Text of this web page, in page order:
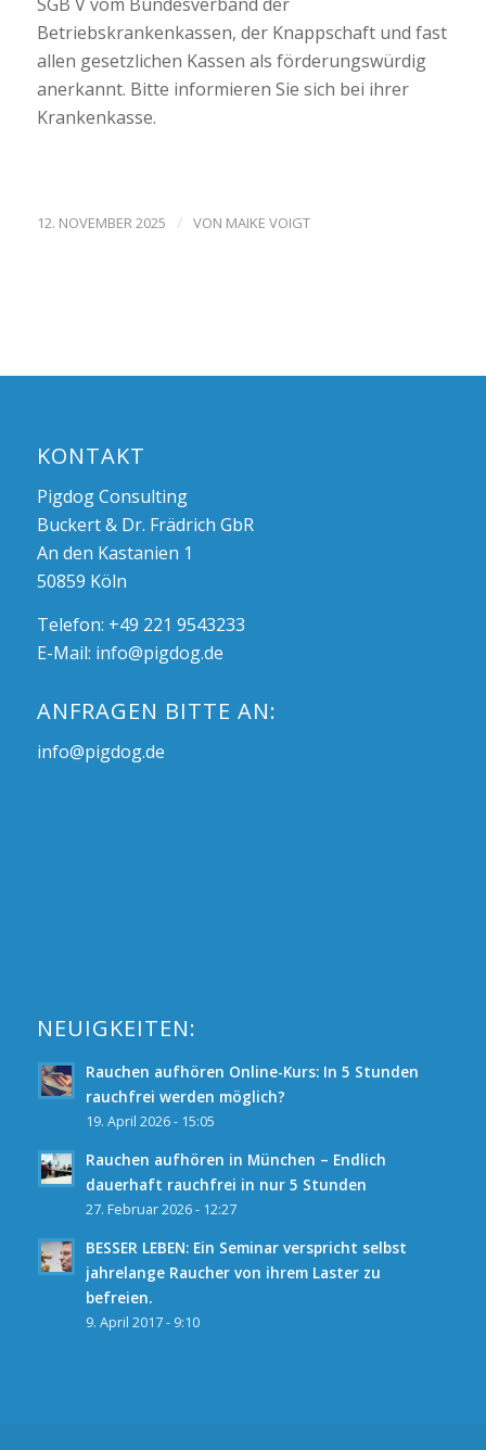
Betriebskrankenkassen, der Knappschaft und fast
allen gesetzlichen Kassen als förderungswürdig
anerkannt. Bitte informieren Sie sich bei ihrer
Krankenkasse.
12. NOVEMBER 2025 / VON MAIKE VOIGT
KONTAKT
Pigdog Consulting
Buckert & Dr. Frädrich GbR
An den Kastanien 1
50859 Köln
Telefon: +49 221 9543233
E-Mail: info@pigdog.de
ANFRAGEN BITTE AN:
info@pigdog.de
NEUIGKEITEN:
Rauchen aufhören Online-Kurs: In 5 Stunden
rauchfrei werden möglich?
19. April 2026 - 15:05
Rauchen aufhören in München – Endlich
dauerhaft rauchfrei in nur 5 Stunden
27. Februar 2026 - 12:27
BESSER LEBEN: Ein Seminar verspricht selbst
jahrelange Raucher von ihrem Laster zu
befreien.
9. April 2017 - 9:10